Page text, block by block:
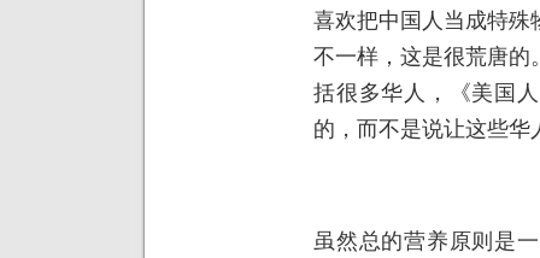
喜欢把中国人当成特殊
不一样，这是很荒唐的
括很多华人，《美国
的，而不是说让这些
虽然总的营养原则是